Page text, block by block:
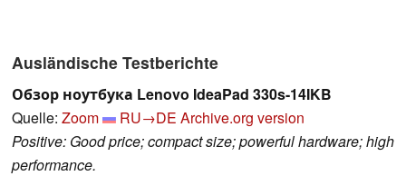
Ausländische Testberichte
Обзор ноутбука Lenovo IdeaPad 330s-14IKB
Quelle: Zoom RU→DE Archive.org version
Positive: Good price; compact size; powerful hardware; high
performance.